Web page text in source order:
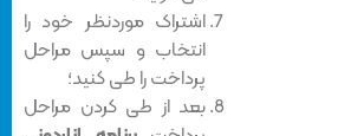
اشتراک موردنظر خود را
انتخاب و سپس مراحل
پرداخت را طی کنید؛
بعد از طی کردن مراحل